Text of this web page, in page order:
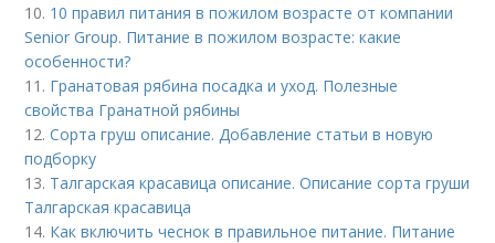
10. 10 правил питания в пожилом возрасте от компании
Senior Group. Питание в пожилом возрасте: какие
особенности?
11. Гранатовая рябина посадка и уход. Полезные
свойства Гранатной рябины
12.Сорта груш описание. Добавление статьи в новую
подборку
13. Талгарская красавица описание. Описание сорта груши
Талгарская красавица
14. Как включить чеснок в правильное питание. Питание